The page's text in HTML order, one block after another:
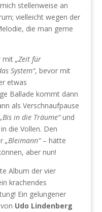
stellenweise an
vielleicht wegen der
die man gerne
mit „Zeit für
System“, bevor mit
etwas
Ballade kommt dann
als Verschnaufpause
in die Träume“und
die Vollen. Den
„Bleimann“– hätte
aber nun!
Album der vier
krachendes
Ein gelungener
Udo Lindenberg